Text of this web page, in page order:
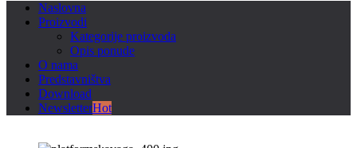
Naslovna
Proizvodi
Kategorije proizvoda
Opis ponude
O nama
Predstavništva
Download
NewsletterHot